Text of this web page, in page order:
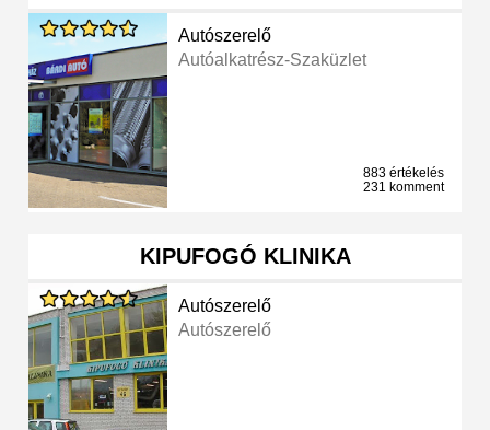
Autószerelő
Autóalkatrész-Szaküzlet
883 értékelés
231 komment
KIPUFOGÓ KLINIKA
Autószerelő
Autószerelő